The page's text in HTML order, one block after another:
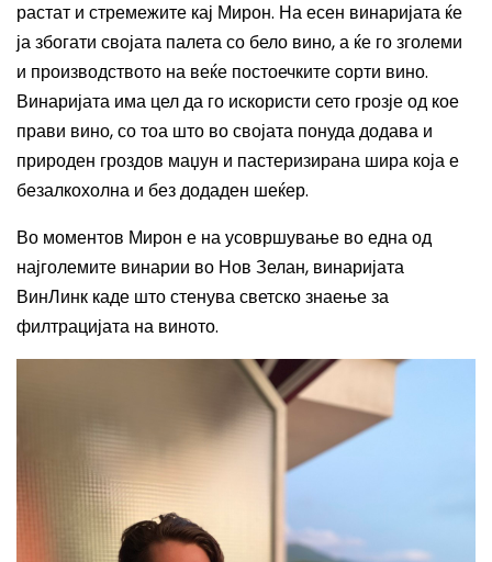
растат и стремежите кај Мирон. На есен винаријата ќе
ја збогати својата палета со бело вино, а ќе го зголеми
и производството на веќе постоечките сорти вино.
Винаријата има цел да го искористи сето грозје од кое
прави вино, со тоа што во својата понуда додава и
природен гроздов маџун и пастеризирана шира која е
безалкохолна и без додаден шеќер.
Во моментов Мирон е на усовршување во една од
најголемите винарии во Нов Зелан, винаријата
ВинЛинк каде што стенува светско знаење за
филтрацијата на виното.